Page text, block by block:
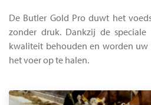
De Butler Gold Pro duwt het
zonder druk. Dankzij de
kwaliteit behouden en worden
het voer op te halen.